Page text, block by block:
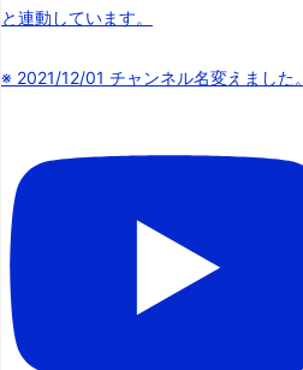
と連動しています。
※ 2021/12/01 チャンネル名変えました。